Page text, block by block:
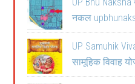
नकल
UP Samuhik
सामूहिक विवाह